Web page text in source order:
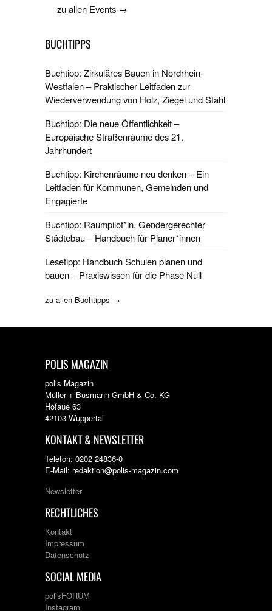
zu allen Events →
BUCHTIPPS
Buchtipp: Zirkuläres Bauen in Nordrhein-
Westfalen – Praktischer Leitfaden zur
Wiederverwendung von Holz, Ziegel und Stahl
Buchtipp: Die neue Öffentlichkeit –
Europäische Straßenräume des 21.
Jahrhundert
Buchtipp: Kirchenräume neu denken – Ein
Leitfaden für Kommunen, Gemeinden und
Engagierte
Buchtipp: Raumpilot*in. Gendergerechter
Städtebau – Handbuch für Planer*innen
Lesetipp: Handbuch Schulen planen und
bauen – Praxiswissen für die Phase Null
zu allen Buchtipps →
POLIS MAGAZIN
polis Magazin
Müller + Busmann GmbH & Co. KG
Hofaue 63
42103 Wuppertal
KONTAKT & NEWSLETTER
Telefon: 0202 24836-0
E-Mail: redaktion@polis-magazin.com
Newsletter
RECHTLICHES
Kontakt
Impressum
Datenschutz
SOCIAL MEDIA
polisFORUM
Instagram